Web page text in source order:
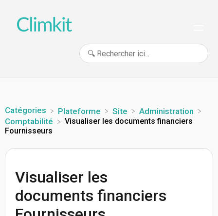
Catégories ​Plateforme ​Site
​Administration
​Comptabilité
Visualiser les documents financiers
Fournisseurs
Visualiser les
documents financiers